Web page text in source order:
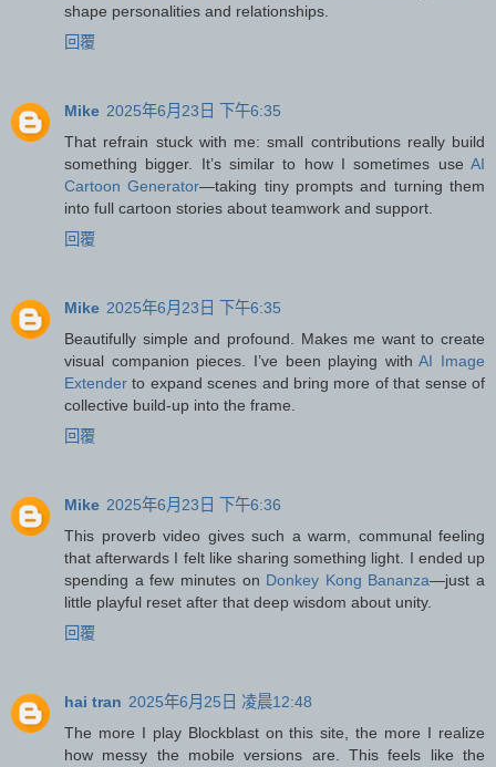
shape personalities and relationships.
回覆
Mike 2025年6月23日 下午6:35
That refrain stuck with me: small contributions really build
something bigger. It’s similar to how I sometimes use AI
Cartoon Generator—taking tiny prompts and turning them
into full cartoon stories about teamwork and support.
回覆
Mike 2025年6月23日 下午6:35
Beautifully simple and profound. Makes me want to create
visual companion pieces. I’ve been playing withAI Image
Extender to expand scenes and bring more of that sense of
collective build-up into the frame.
回覆
Mike 2025年6月23日 下午6:36
This proverb video gives such a warm, communal feeling
that afterwards I felt like sharing something light. I ended up
spending a few minutes on Donkey Kong Bananza—just a
little playful reset after that deep wisdom about unity.
回覆
hai tran 2025年6月25日 凌晨12:48
The more I play Blockblast on this site, the more I realize
how messy the mobile versions are. This feels like the